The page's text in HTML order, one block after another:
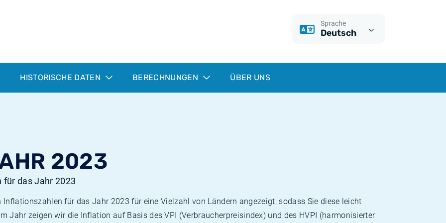
Sprache
Deutsch
HISTORISCHE DATEN BERECHNUNGEN ÜBER UNS
2023
das Jahr 2023
für das Jahr 2023 für eine Vielzahl von Ländern angezeigt, sodass Sie diese leicht
Jahr zeigen wir die Inflation auf Basis des VPI (Verbraucherpreisindex) und des HVPI (harmonisierter